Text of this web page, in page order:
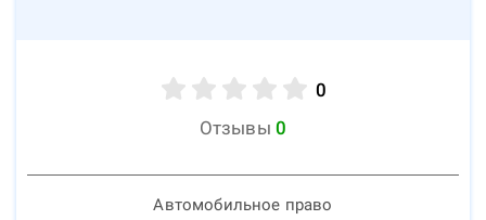
0
Отзывы 0
Автомобильное право